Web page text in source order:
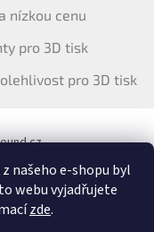
našeho e-shopu byl
webu vyjadřujete
zde.
nízkou cenu
pro 3D tisk
pro 3D tisk
pro ČR